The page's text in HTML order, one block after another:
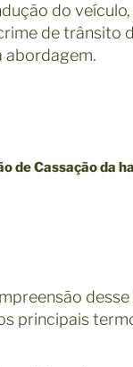
do
de trânsito
abordagem.
de Cassação da
desse
principais